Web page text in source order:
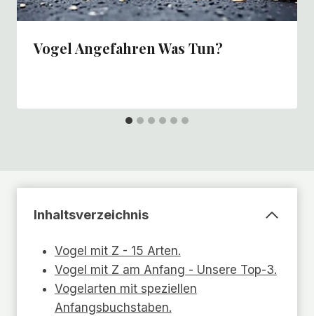
Vogel Angefahren Was Tun?
Inhaltsverzeichnis
Vogel mit Z - 15 Arten.
Vogel mit Z am Anfang - Unsere Top-3.
Vogelarten mit speziellen
Anfangsbuchstaben.